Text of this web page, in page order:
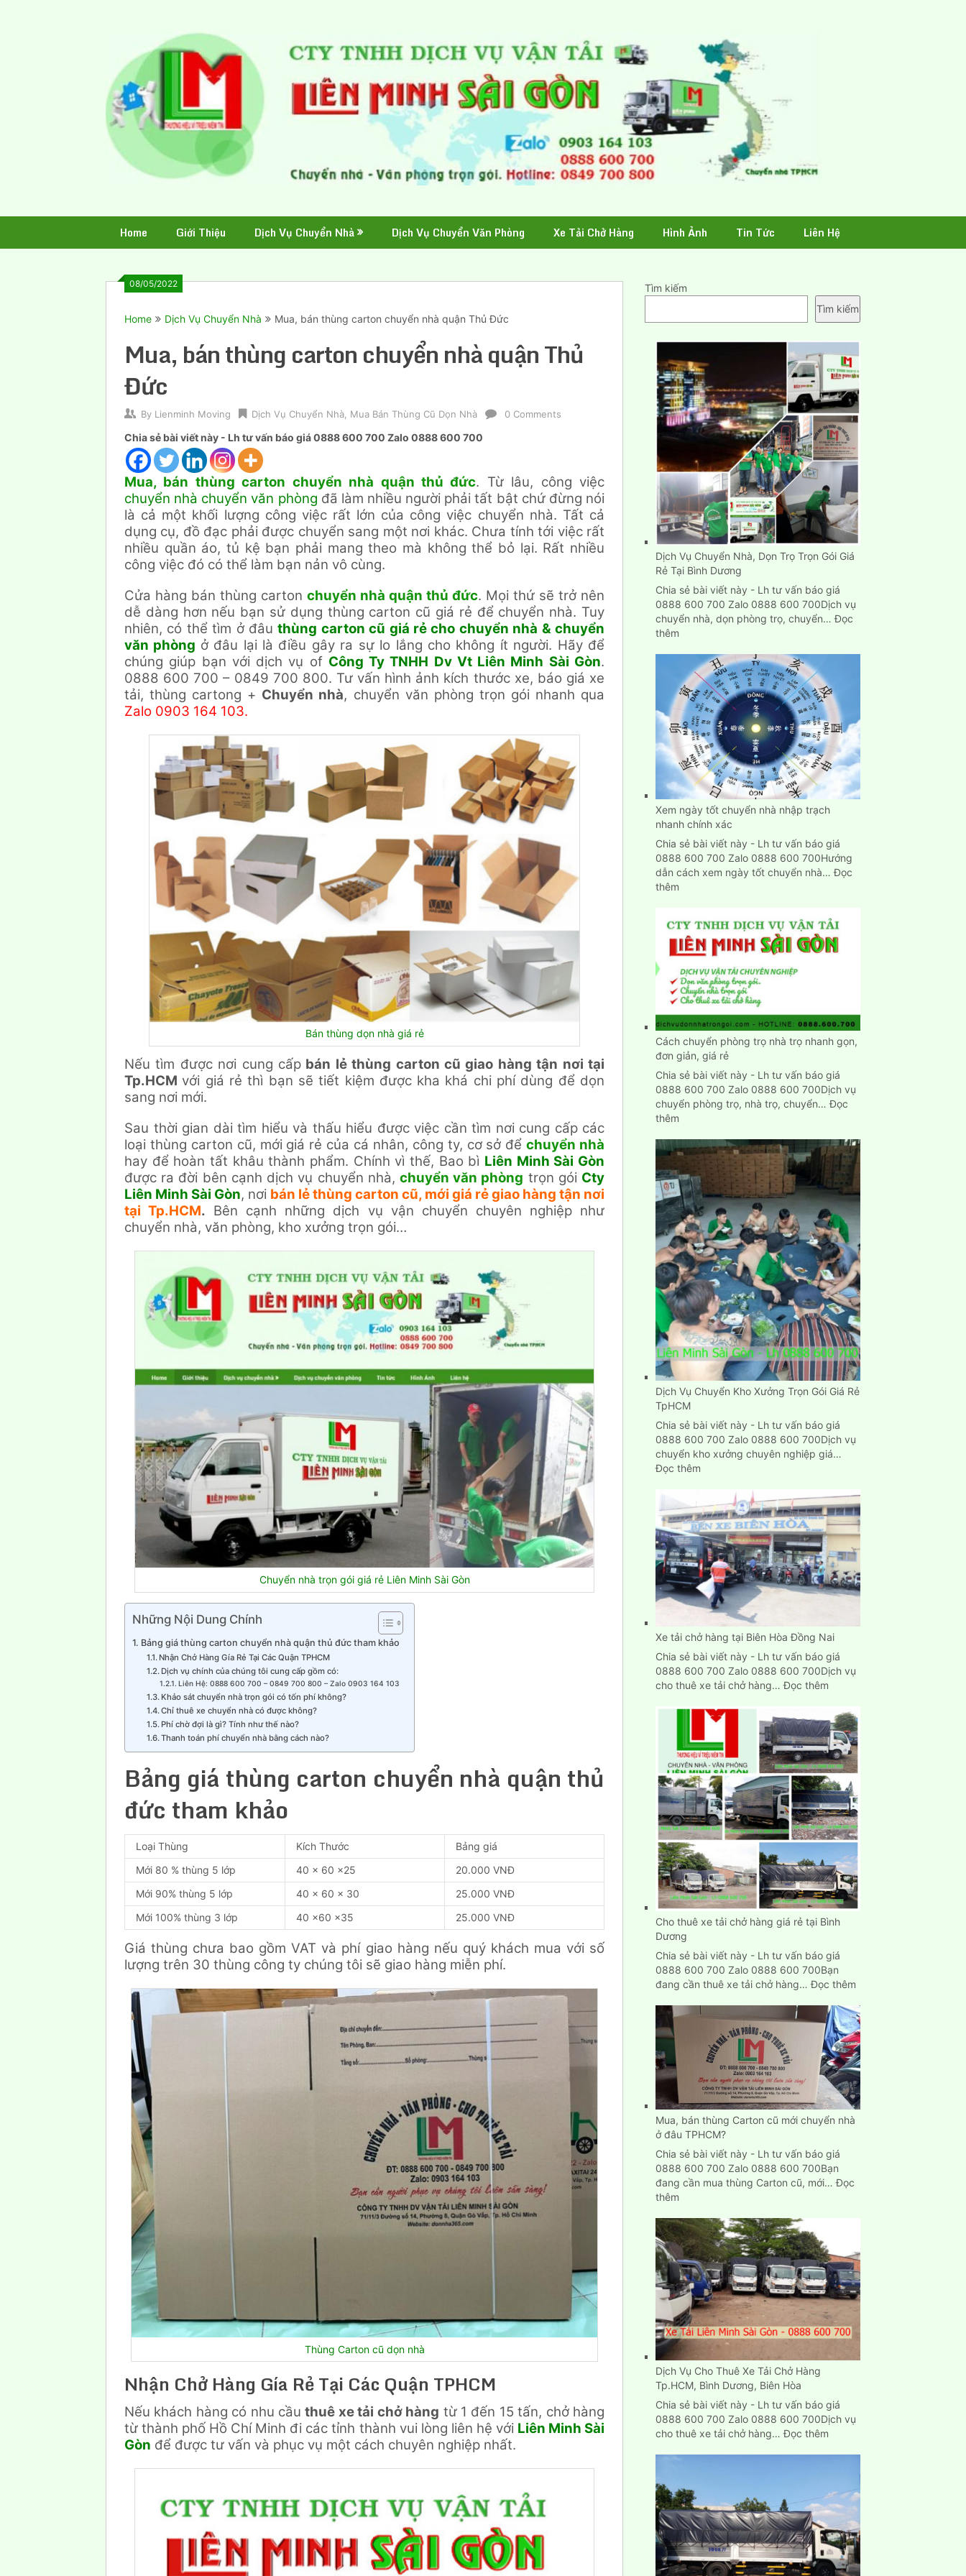
Home Giới Thiệu Dịch Vụ Chuyển Nhà Dịch Vụ Chuyển Văn Phòng Xe Tải Chở Hàng Hình Ảnh Tin Tức Liên Hệ
08/05/2022
Home Dịch Vụ Chuyển Nhà Mua, bán thùng carton chuyển nhà quận Thủ Đức
Mua, bán thùng carton chuyển nhà quận Thủ
Đức
By Lienminh Moving Dịch Vụ Chuyển Nhà Mua Bán Thùng Cũ Dọn Nhà 0 Comments
Chia sẻ bài viết này - Lh tư vấn báo giá 0888 600 700 Zalo 0888 600 700
Mua, bán thùng carton chuyển nhà quận thủ đức. Từ lâu, công việc
chuyển nhà chuyển văn phòng đã làm nhiều người phải tất bật chứ đừng nói
là cả một khối lượng công việc rất lớn của công việc chuyển nhà. Tất cả
dụng cụ, đồ đạc phải được chuyển sang một nơi khác. Chưa tính tới việc rất
nhiều quần áo, tủ kệ bạn phải mang theo mà không thể bỏ lại. Rất nhiều
công việc đó có thể làm bạn nản vô cùng.
Cửa hàng bán thùng carton chuyển nhà quận thủ đức. Mọi thứ sẽ trở nên
dễ dàng hơn nếu bạn sử dụng thùng carton cũ giá rẻ để chuyển nhà. Tuy
nhiên, có thể tìm ở đâu thùng carton cũ giá rẻ cho chuyển nhà & chuyển
văn phòng ở đâu lại là điều gây ra sự lo lắng cho không ít người. Hãy để
chúng giúp bạn với dịch vụ of Công Ty TNHH Dv Vt Liên Minh Sài Gòn.
0888 600 700 – 0849 700 800. Tư vấn hình ảnh kích thước xe, báo giá xe
tải, thùng cartong + Chuyển nhà, chuyển văn phòng trọn gói nhanh qua
Zalo 0903 164 103.
Bán thùng dọn nhà giá rẻ
Nếu tìm được nơi cung cấp bán lẻ thùng carton cũ giao hàng tận nơi tại
Tp.HCM với giá rẻ thì bạn sẽ tiết kiệm được kha khá chi phí dùng để dọn
sang nơi mới.
Sau thời gian dài tìm hiểu và thấu hiểu được việc cần tìm nơi cung cấp các
loại thùng carton cũ, mới giá rẻ của cá nhân, công ty, cơ sở đểchuyển nhà
hay để hoàn tất khâu thành phẩm. Chính vì thế, Bao bì Liên Minh Sài Gòn
được ra đời bên cạnh dịch vụ chuyển nhà, chuyển văn phòng trọn gói Cty
Liên Minh Sài Gòn, nơi bán lẻ thùng carton cũ, mới giá rẻ giao hàng tận nơi
tại Tp.HCM. Bên cạnh những dịch vụ vận chuyển chuyên nghiệp như
chuyển nhà, văn phòng, kho xưởng trọn gói…
Chuyển nhà trọn gói giá rẻ Liên Minh Sài Gòn
Những Nội Dung Chính
Bảng giá thùng carton chuyển nhà quận thủ đức tham khảo
Nhận Chở Hàng Gía Rẻ Tại Các Quận TPHCM
Dịch vụ chính của chúng tôi cung cấp gồm có:
Liên Hệ: 0888 600 700 – 0849 700 800 – Zalo 0903 164 103
Khảo sát chuyển nhà trọn gói có tốn phí không?
Chỉ thuê xe chuyển nhà có được không?
Phí chờ đợi là gì? Tính như thế nào?
Thanh toán phí chuyển nhà bằng cách nào?
Bảng giá thùng carton chuyển nhà quận thủ
đức tham khảo
Loại Thùng Kích Thước
Bảng giá
Mới 80 % thùng 5 lớp
40 x 60 x25
20.000 VNĐ
Mới 90% thùng 5 lớp
40 x 60 x 30
25.000 VNĐ
Mới 100% thùng 3 lớp
40 x60 x35 25.000 VNĐ
Giá thùng chưa bao gồm VAT và phí giao hàng nếu quý khách mua với số
lượng trên 30 thùng công ty chúng tôi sẽ giao hàng miễn phí.
Thùng Carton cũ dọn nhà
Nhận Chở Hàng Gía Rẻ Tại Các Quận TPHCM
Nếu khách hàng có nhu cầuthuê xe tải chở hàng từ 1 đến 15 tấn, chở hàng
từ thành phố Hồ Chí Minh đi các tỉnh thành vui lòng liên hệ với Liên Minh Sài
Gòn để được tư vấn và phục vụ một cách chuyên nghiệp nhất.
Tìm kiếm
Tìm kiếm
Dịch Vụ Chuyển Nhà, Dọn Trọ Trọn Gói Giá
Rẻ Tại Bình Dương
Chia sẻ bài viết này - Lh tư vấn báo giá
0888 600 700 Zalo 0888 600 700Dịch vụ
chuyển nhà, dọn phòng trọ, chuyển…Đọc
thêm
Chuyển
Nhà,
Dọn
Trọ
Trọn
Giá
Rẻ
Tại
Bình
Dương
Xem ngày tốt chuyển nhà nhập trạch
nhanh chính xác
Chia sẻ bài viết này - Lh tư vấn báo giá
0888 600 700 Zalo 0888 600 700Hướng
dẫn cách xem ngày tốt chuyển nhà…Đọc
thêm
tốt
chuyển
nhà
nhập
trạch
nhanh
chính
xác
Cách chuyển phòng trọ nhà trọ nhanh gọn,
đơn giản, giá rẻ
Chia sẻ bài viết này - Lh tư vấn báo giá
0888 600 700 Zalo 0888 600 700Dịch vụ
chuyển phòng trọ, nhà trọ, chuyển…Đọc
thêm
chuyển
phòng
trọ
nhà
trọ
nhanh
gọn,
đơn
giản,
giá
rẻ
Dịch Vụ Chuyển Kho Xưởng Trọn Gói Giá Rẻ
TpHCM
Chia sẻ bài viết này - Lh tư vấn báo giá
0888 600 700 Zalo 0888 600 700Dịch vụ
chuyển kho xưởng chuyên nghiệp giá…
Đọc thêm
Chuyển
Kho
Xưởng
Trọn
Gói
Giá
Rẻ
TpHCM
Xe tải chở hàng tại Biên Hòa Đồng Nai
Chia sẻ bài viết này - Lh tư vấn báo giá
0888 600 700 Zalo 0888 600 700Dịch vụ
cho thuê xe tải chở hàng…Đọc thêm
tải
chở
hàng
tại
Biên
Hòa
Đồng
Nai
Cho thuê xe tải chở hàng giá rẻ tại Bình
Dương
Chia sẻ bài viết này - Lh tư vấn báo giá
0888 600 700 Zalo 0888 600 700Bạn
đang cần thuê xe tải chở hàng…Đọc thêm
thuê
xe
tải
chở
hàng
giá
rẻ
tại
Mua, bán thùng Carton cũ mới chuyển nhà
ở đâu TPHCM?
Chia sẻ bài viết này - Lh tư vấn báo giá
0888 600 700 Zalo 0888 600 700Bạn
đang cần mua thùng Carton cũ, mới…Đọc
thêm
bán
thùng
Carton
cũ
mới
chuyển
nhà
ở
đâu
TPHCM?
Dịch Vụ Cho Thuê Xe Tải Chở Hàng
Tp.HCM, Bình Dương, Biên Hòa
Chia sẻ bài viết này - Lh tư vấn báo giá
0888 600 700 Zalo 0888 600 700Dịch vụ
cho thuê xe tải chở hàng…Đọc thêm
Thuê
Xe
Tải
Chở
Hàng
Tp.HCM,